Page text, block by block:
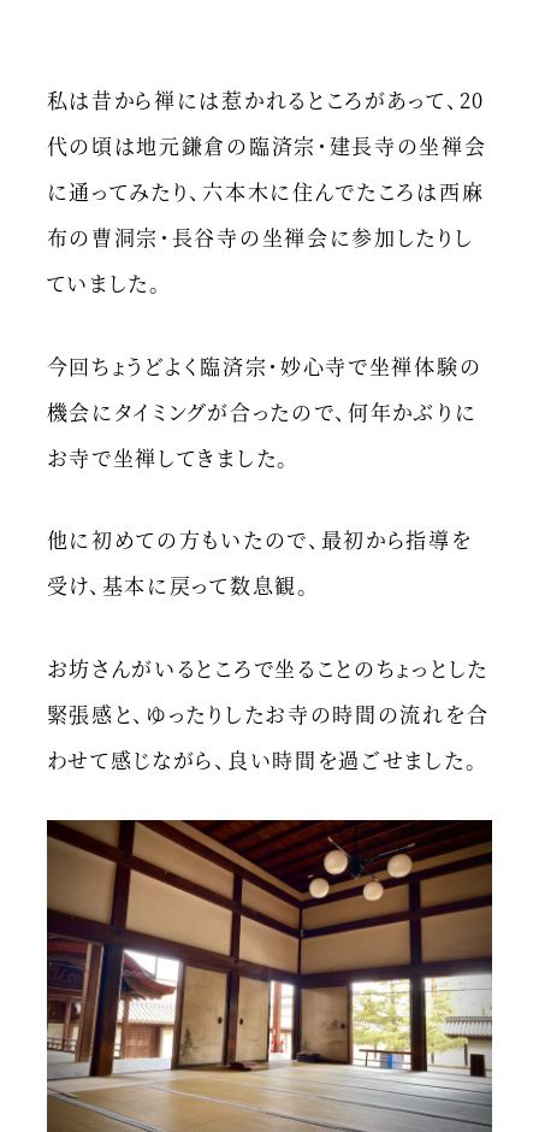
私は昔から禅には惹かれるところがあって、20
代の頃は地元鎌倉の臨済宗・建長寺の坐禅会
に通ってみたり、六本木に住んでたころは西麻
布の曹洞宗・長谷寺の坐禅会に参加したりし
ていました。
今回ちょうどよく臨済宗・妙心寺で坐禅体験の
機会にタイミングが合ったので、何年かぶりに
お寺で坐禅してきました。
他に初めての方もいたので、最初から指導を
受け、基本に戻って数息観。
お坊さんがいるところで坐ることのちょっとした
緊張感と、ゆったりしたお寺の時間の流れを合
わせて感じながら、良い時間を過ごせました。